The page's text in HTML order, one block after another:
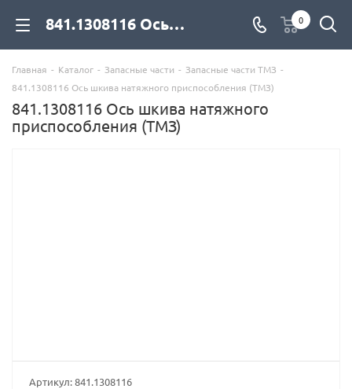
841.1308116 Ось шкива натяжного приспособления (ТМЗ) для дизельных двигателей купить со склада с доставкой по цене официального дилера - компания Дизель Экспорт 0
Главная - Каталог - Запасные части - Запасные части ТМЗ -
841.1308116 Ось шкива натяжного приспособления (ТМЗ)
841.1308116 Ось шкива натяжного
приспособления (ТМЗ)
Артикул:841.1308116